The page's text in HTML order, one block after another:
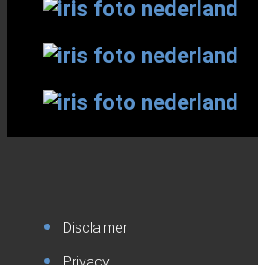
Disclaimer